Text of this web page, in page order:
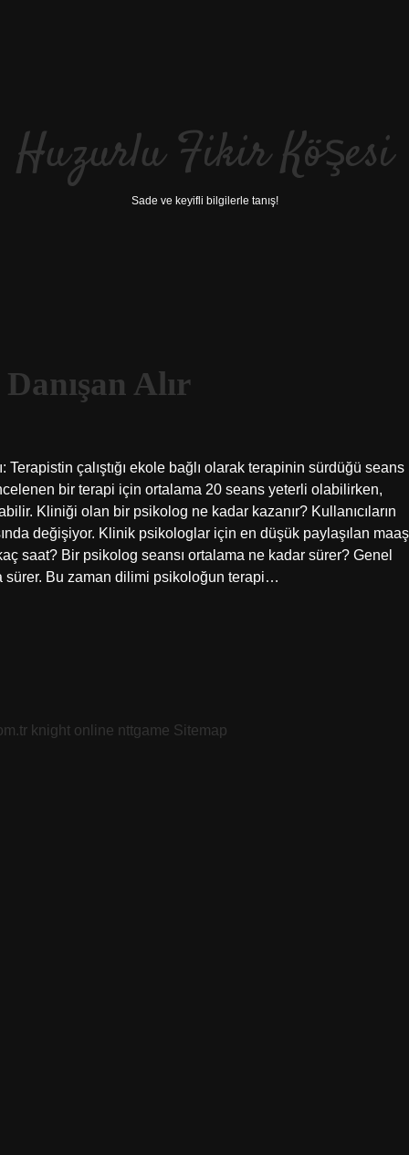
Huzurlu Fikir Köşesi
Sade ve keyifli bilgilerle tanış!
Alır
çalıştığı ekole bağlı olarak terapinin sürdüğü seans
bir terapi için ortalama 20 seans yeterli olabilirken,
Kliniği olan bir psikolog ne kadar kazanır? Kullanıcıların
değişiyor. Klinik psikologlar için en düşük paylaşılan maaş
saat? Bir psikolog seansı ortalama ne kadar sürer? Genel
sürer. Bu zaman dilimi psikoloğun terapi…
knight online nttgame Sitemap